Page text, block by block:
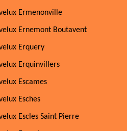
Ermenonville
Ernemont Boutavent
Erquery
Erquinvillers
Escames
Esches
Escles Saint Pierre